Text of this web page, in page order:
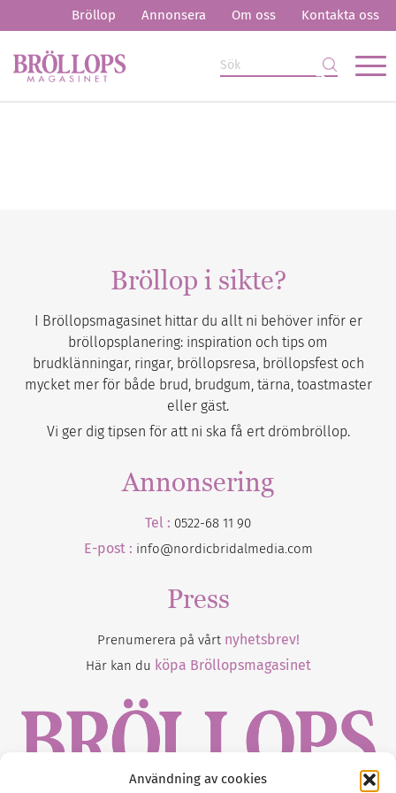
Användning av cookies
Bröllop Annonsera Om oss Kontakta oss
Bröllop i sikte?
I Bröllopsmagasinet hittar du allt ni behöver inför er
bröllopsplanering: inspiration och tips om
brudklänningar, ringar, bröllopsresa, bröllopsfest och
mycket mer för både brud, brudgum, tärna, toastmaster
eller gäst.
Vi ger dig tipsen för att ni ska få ert drömbröllop.
Annonsering
Tel : 0522-68 11 90
E-post : info@nordicbridalmedia.com
Press
Prenumerera på vårt nyhetsbrev!
Här kan du köpa Bröllopsmagasinet